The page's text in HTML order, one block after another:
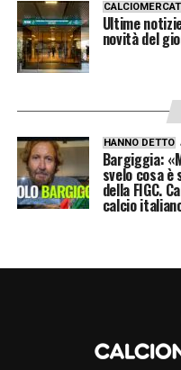
Ultime
novità del
HANNO DETTO
Bargiggia:
svelo cosa
della FIGC.
calcio